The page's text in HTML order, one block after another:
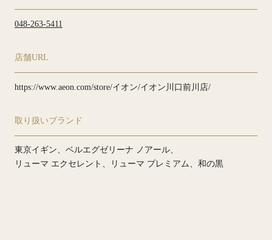
048-263-5411
店舗URL
https://www.aeon.com/store/イオン/イオン川口前川店/
取り扱いブランド
東京イギン
ベルエグゼリーナ ノアール
リューマ エクセレント
リューマ プレミアム 和の黒